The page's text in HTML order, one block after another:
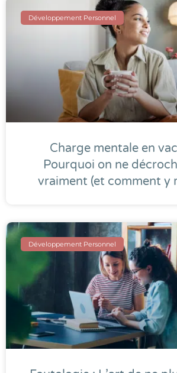
Développement Personnel
Charge mentale en
Pourquoi on ne
vraiment (et comment y
Développement Personnel